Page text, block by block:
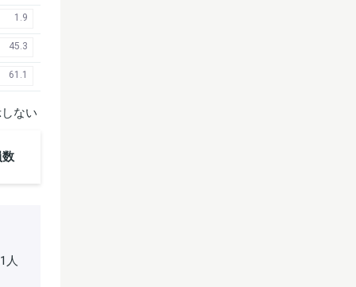
1.9
45.3
61.1
ない
数
人